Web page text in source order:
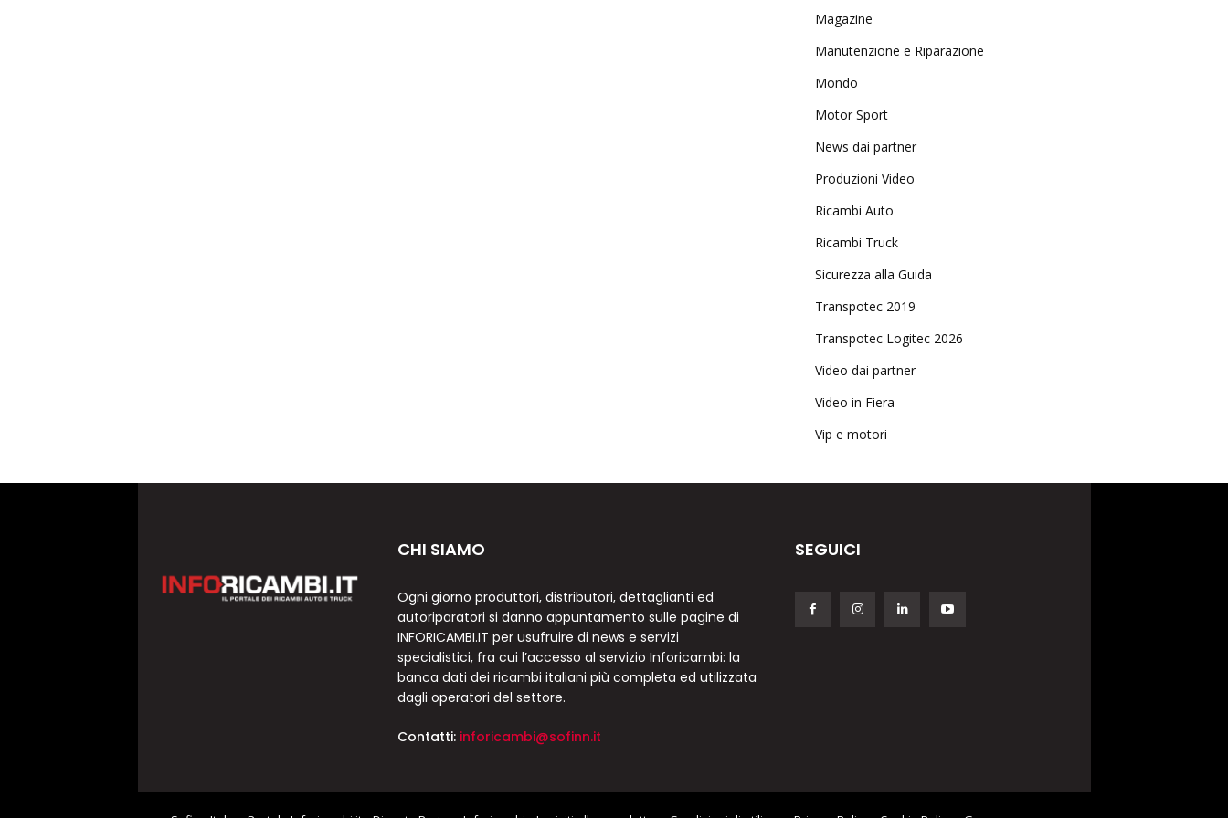
Magazine
Manutenzione e Riparazione
Mondo
Motor Sport
News dai partner
Produzioni Video
Ricambi Auto
Ricambi Truck
Sicurezza alla Guida
Transpotec 2019
Transpotec Logitec 2026
Video dai partner
Video in Fiera
Vip e motori
CHI SIAMO
Ogni giorno produttori, distributori, dettaglianti ed
autoriparatori si danno appuntamento sulle pagine di
INFORICAMBI.IT per usufruire di news e servizi
specialistici, fra cui l’accesso al servizio Inforicambi: la
banca dati dei ricambi italiani più completa ed utilizzata
dagli operatori del settore.
Contatti: inforicambi@sofinn.it
SEGUICI